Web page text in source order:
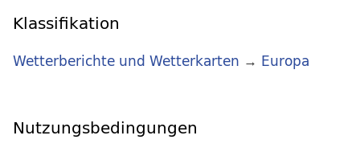
Klassifikation
Wetterberichte und Wetterkarten → Europa
Nutzungsbedingungen